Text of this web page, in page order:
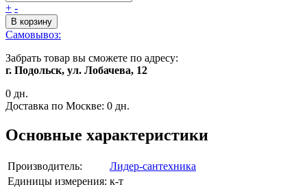
+ -
В корзину
Самовывоз:
Забрать товар вы сможете по адресу:
г. Подольск, ул. Лобачева, 12
0 дн.
Доставка по Москве: 0 дн.
Основные характеристики
Производитель:
Лидер-сантехника
Единицы измерения: к-т